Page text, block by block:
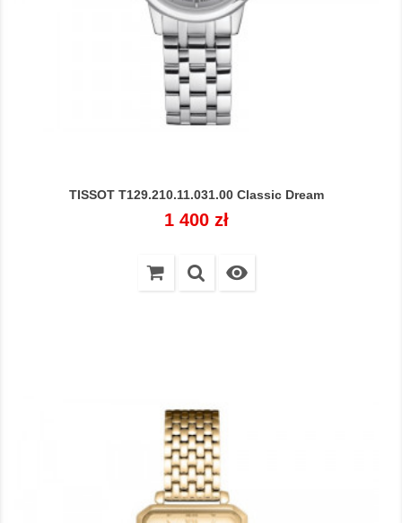
TISSOT T129.210.11.031.00 Classic Dream
Cena
1 400 zł
